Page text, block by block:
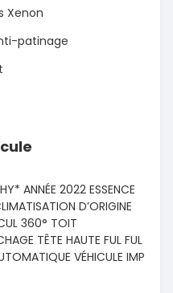
Xenon
patinage
ANNÉE 2022 ESSENCE
D’ORIGINE
360° TOIT
TÊTE HAUTE FUL FUL
VÉHICULE IMP